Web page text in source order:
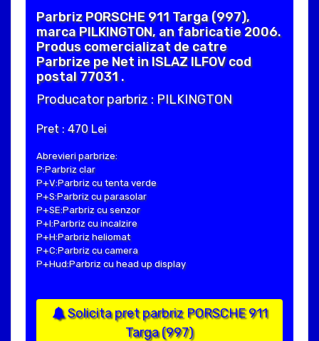
Parbriz PORSCHE 911 Targa (997),
marca PILKINGTON, an fabricatie 2006.
Produs comercializat de catre
Parbrize pe Net in ISLAZ ILFOV cod
postal 77031 .
Producator parbriz : PILKINGTON
Pret : 470 Lei
Abrevieri parbrize:
P:Parbriz clar
P+V:Parbriz cu tenta verde
P+S:Parbriz cu parasolar
P+SE:Parbriz cu senzor
P+I:Parbriz cu incalzire
P+H:Parbriz heliomat
P+C:Parbriz cu camera
P+Hud:Parbriz cu head up display
Solicita pret parbriz PORSCHE 911
Targa (997)